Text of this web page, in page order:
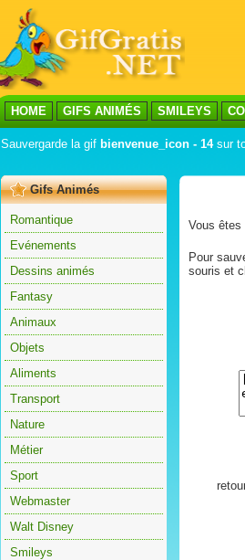
HOME GIFS ANIMÉS SMILEYS
Sauvergarde la gif bienvenue_icon - 14sur
Gifs Animés
Romantique
Evénements
Dessins animés
Fantasy
Animaux
Objets
Aliments
Transport
Nature
Métier
Sport
Webmaster
Walt Disney
Smileys
Vous êtes
Pour
souris et